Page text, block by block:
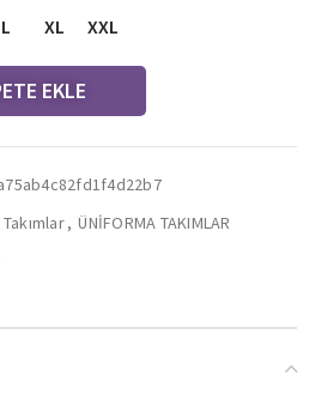
L XL XXL
EKLE
, ÜNİFORMA TAKIMLAR